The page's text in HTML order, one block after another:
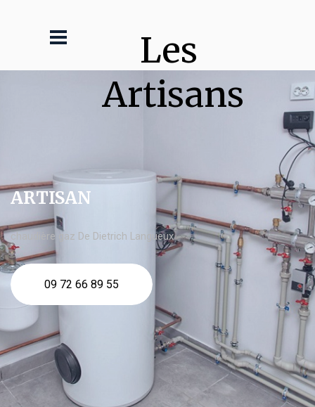
Les
Artisans
ARTISAN
chaudière gaz De Dietrich Langueux
09 72 66 89 55